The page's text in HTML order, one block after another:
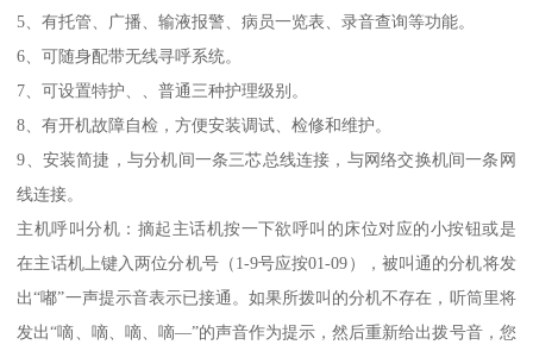
5、有托管、广播、输液报警、病员一览表、录音查询等功能。
6、可随身配带无线寻呼系统。
7、可设置特护、、普通三种护理级别。
8、有开机故障自检，方便安装调试、检修和维护。
9、安装简捷，与分机间一条三芯总线连接，与网络交换机间一条网
线连接。
主机呼叫分机：摘起主话机按一下欲呼叫的床位对应的小按钮或是
在主话机上键入两位分机号（1-9号应按01-09），被叫通的分机将发
出“嘟”一声提示音表示已接通。如果所拨叫的分机不存在，听筒里将
发出“嘀、嘀、嘀、嘀—”的声音作为提示，然后重新给出拨号音，您